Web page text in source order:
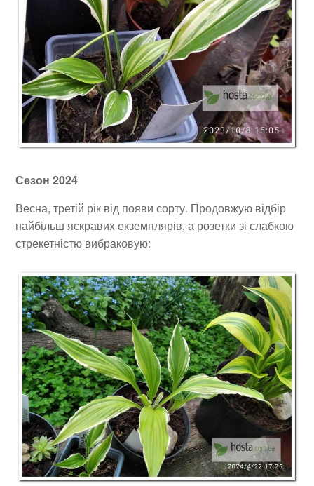
Сезон 2024
Весна, третій рік від появи сорту. Продовжую відбір
найбільш яскравих екземплярів, а розетки зі слабкою
стрекетністю вибраковую: